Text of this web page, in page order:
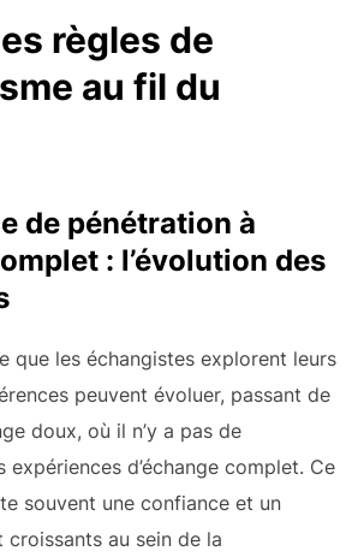
règles de
au fil du
de pénétration à
: l’évolution des
que les échangistes explorent leurs
peuvent évoluer, passant de
doux, où il n’y a pas de
expériences d’échange complet. Ce
souvent une confiance et un
au sein de la